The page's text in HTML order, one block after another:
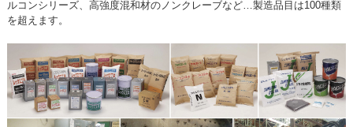
ルコンシリーズ、高強度混和材のノンクレーブなど…製造品目は100種類
を超えます。